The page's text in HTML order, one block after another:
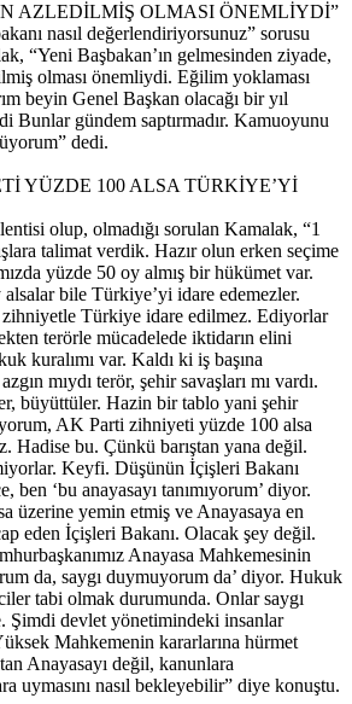
AZLEDİLMİŞ OLMASI ÖNEMLİYDİ”
nasıl değerlendiriyorsunuz” sorusu
“Yeni Başbakan’ın gelmesinden ziyade,
olması önemliydi. Eğilim yoklaması
beyin Genel Başkan olacağı bir yıl
Bunlar gündem saptırmadır. Kamuoyunu
dedi.
YÜZDE 100 ALSA TÜRKİYE’Yİ
olup, olmadığı sorulan Kamalak, “1
talimat verdik. Hazır olun erken seçime
yüzde 50 oy almış bir hükümet var.
bile Türkiye’yi idare edemezler.
Türkiye idare edilmez. Ediyorlar
terörle mücadelede iktidarın elini
kuralımı var. Kaldı ki iş başına
mıydı terör, şehir savaşları mı vardı.
büyüttüler. Hazin bir tablo yani şehir
AK Parti zihniyeti yüzde 100 alsa
Hadise bu. Çünkü barıştan yana değil.
Keyfi. Düşünün İçişleri Bakanı
ben ‘bu anayasayı tanımıyorum’ diyor.
üzerine yemin etmiş ve Anayasaya en
eden İçişleri Bakanı. Olacak şey değil.
Anayasa Mahkemesinin
da, saygı duymuyorum da’ diyor. Hukuk
tabi olmak durumunda. Onlar saygı
Şimdi devlet yönetimindeki insanlar
Mahkemenin kararlarına hürmet
Anayasayı değil, kanunlara
uymasını nasıl bekleyebilir” diye konuştu.